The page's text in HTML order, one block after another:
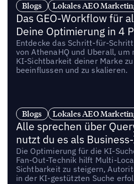
Blogs Lokales AEO
Das GEO-Workflow für
Deine Optimierung in 4
Entdecke das Schritt-für-
von AthenaHQ und Uberall, um
KI-Sichtbarkeit deiner Marke
beeinflussen und zu skalieren.
Blogs Lokales AEO
Alle sprechen über
nutzt du es als
Die Optimierung für die KI-
Fan-Out-Technik hilft Multi-
Sichtbarkeit zu steigern,
in der KI-gestützten Suche